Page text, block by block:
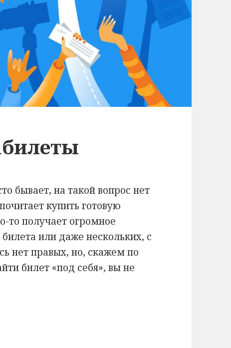
бывает, на такой вопрос нет
купить готовую
то получает огромное
билета или даже нескольких, с
нет правых, но, скажем по
билет «под себя», вы не